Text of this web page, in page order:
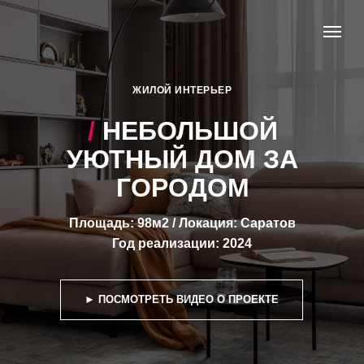
/НЕБОЛЬШОЙ
УЮТНЫЙ ДОМ ЗА
ГОРОДОМ
Площадь: 98м2 / Локация: Саратов
Год реализации: 2024
► ПОСМОТРЕТЬ ВИДЕО О ПРОЕКТЕ
ЖИЛОЙ ИНТЕРЬЕР